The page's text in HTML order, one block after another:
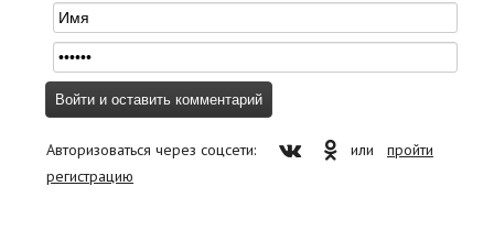
Авторизоваться через соцсети: или пройти
регистрацию